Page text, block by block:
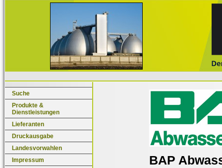
Suche
Produkte &
Dienstleistungen
Lieferanten
Druckausgabe
Landesvorwahlen
Impressum
BAP